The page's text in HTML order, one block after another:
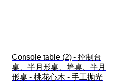
Console table (2) - 控制台
桌、半月形桌、墙桌、半月
形桌 - 桃花心木 - 手工抛光